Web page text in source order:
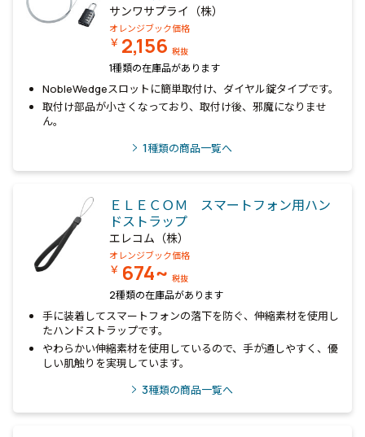
サンワサプライ（株）
オレンジブック価格
￥ 2,156 税抜
1種類の在庫品があります
NobleWedgeスロットに簡単取付け、ダイヤル錠タイプです。
取付け部品が小さくなっており、取付け後、邪魔になりませ
ん。
1種類の商品一覧へ
ＥＬＥＣＯＭ スマートフォン用ハン
ドストラップ
エレコム（株）
オレンジブック価格
￥ 674~ 税抜
2種類の在庫品があります
手に装着してスマートフォンの落下を防ぐ、伸縮素材を使用し
たハンドストラップです。
やわらかい伸縮素材を使用しているので、手が通しやすく、優
しい肌触りを実現しています。
3種類の商品一覧へ